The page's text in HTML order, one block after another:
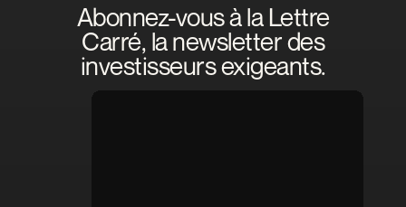
Abonnez-vous à la Lettre
Carré, la newsletter des
investisseurs exigeants.